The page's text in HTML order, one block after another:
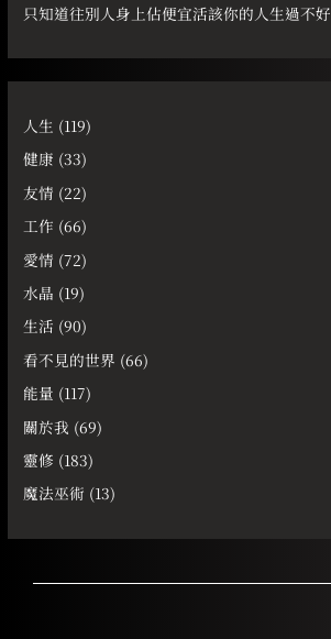
只知道往別人身上佔便宜活該你的人生過不好
人生 (119)
健康 (33)
友情 (22)
工作 (66)
愛情 (72)
水晶 (19)
生活 (90)
看不見的世界 (66)
能量 (117)
關於我 (69)
靈修 (183)
魔法巫術 (13)